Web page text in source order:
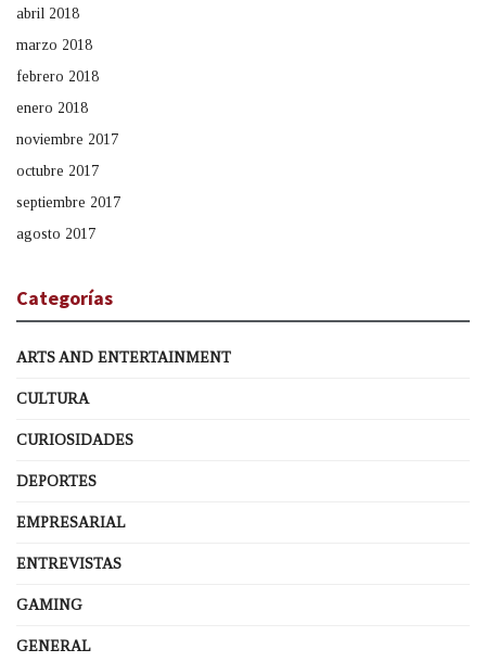
abril 2018
marzo 2018
febrero 2018
enero 2018
noviembre 2017
octubre 2017
septiembre 2017
agosto 2017
Categorías
ARTS AND ENTERTAINMENT
CULTURA
CURIOSIDADES
DEPORTES
EMPRESARIAL
ENTREVISTAS
GAMING
GENERAL